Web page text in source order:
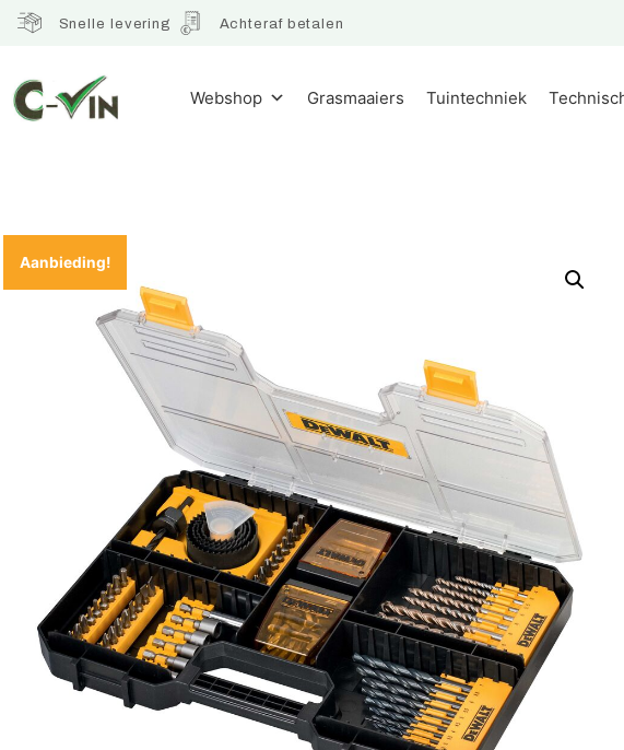
Snelle levering Achteraf betalen
Webshop Grasmaaiers Tuintechniek
Aanbieding!